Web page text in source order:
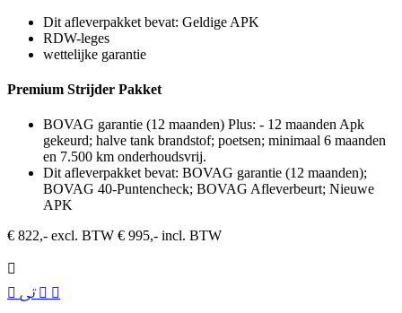
Dit afleverpakket bevat: Geldige APK
RDW-leges
wettelijke garantie
Premium Strijder Pakket
BOVAG garantie (12 maanden) Plus: - 12 maanden Apk
gekeurd; halve tank brandstof; poetsen; minimaal 6 maanden
en 7.500 km onderhoudsvrij.
Dit afleverpakket bevat: BOVAG garantie (12 maanden);
BOVAG 40-Puntencheck; BOVAG Afleverbeurt; Nieuwe
APK
€ 822,- excl. BTW € 995,- incl. BTW